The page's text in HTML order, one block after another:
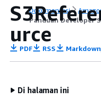
Dokumentasi
Panduan Developer
urce
PDF RSS Markdown
Di halaman ini